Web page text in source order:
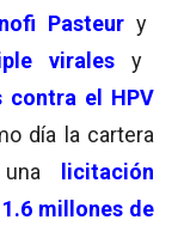
Pasteur y
virales
y
contra el HPV
día la cartera
licitación
1.6 millones de